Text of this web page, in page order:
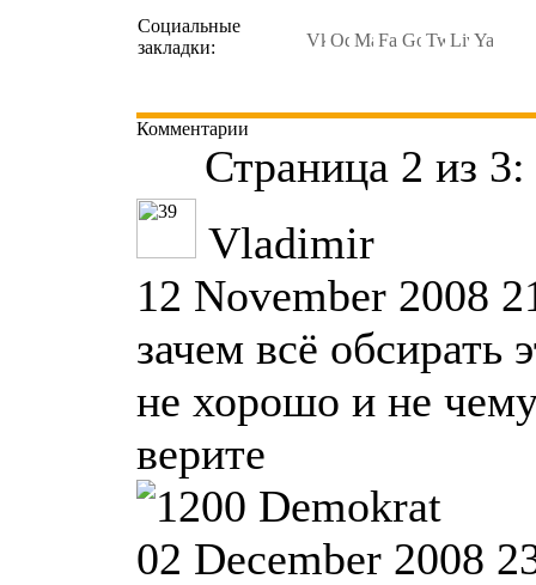
Социальные
закладки:
Комментарии
Страница 2 из 3:
Vladimir
12 November 2008
зачем всё обсирать
не хорошо и не
верите
Demokrat
02 December 2008